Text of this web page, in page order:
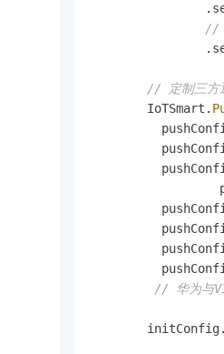
//
// 定制三方
        IoTSmart.
// 华为与